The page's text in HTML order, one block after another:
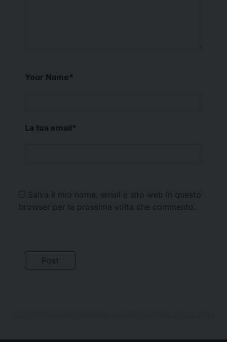
Your Name*
La tua email*
Salva il mio nome, email e sito web in questo
browser per la prossima volta che commento.